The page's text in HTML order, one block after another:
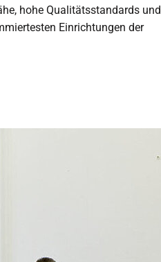
hohe Qualitätsstandards und
Einrichtungen der